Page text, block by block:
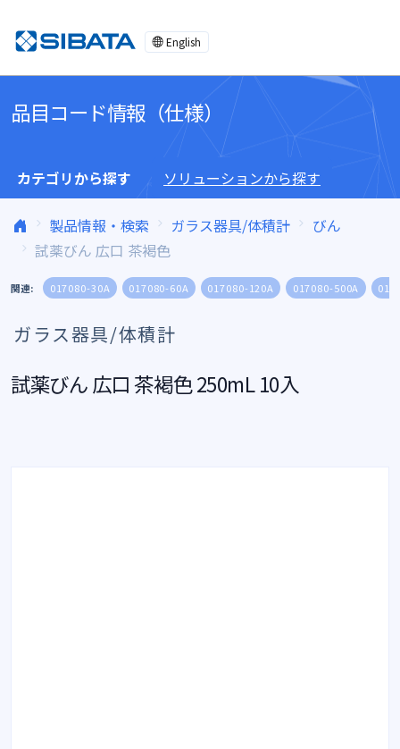
English
品目コード情報（仕様）
カテゴリから探す ソリューションから探す
製品情報・検索 ガラス器具/体積計
びん
試薬びん 広口 茶褐色
関連: 017080-30A 017080-60A 017080-120A 017080-500A
ガラス器具/体積計
試薬びん 広口 茶褐色 250mL 10入